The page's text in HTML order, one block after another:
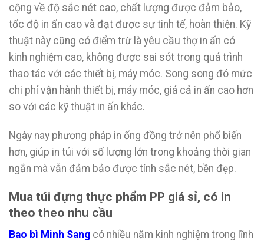
cộng về độ sắc nét cao, chất lượng được đảm bảo,
tốc độ in ấn cao và đạt được sự tinh tế, hoàn thiện. Kỹ
thuật này cũng có điểm trừ là yêu cầu thợ in ấn có
kinh nghiệm cao, không được sai sót trong quá trình
thao tác với các thiết bị, máy móc. Song song đó mức
chi phí vận hành thiết bị, máy móc, giá cả in ấn cao hơn
so với các kỹ thuật in ấn khác.
Ngày nay phương pháp in ống đồng trở nên phổ biến
hơn, giúp in túi với số lượng lớn trong khoảng thời gian
ngắn mà vẫn đảm bảo được tính sắc nét, bền đẹp.
Mua túi đựng thực phẩm PP giá sỉ, có in
theo theo nhu cầu
Bao bì Minh Sang có nhiều năm kinh nghiệm trong lĩnh